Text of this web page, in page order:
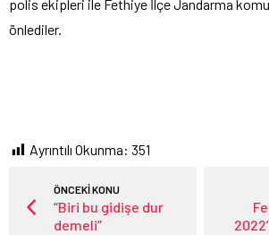
polis ekipleri ile Fethiye İlçe Jandarma
önlediler.
Ayrıntılı Okunma: 351
ÖNCEKİ KONU
“Biri bu gidişe dur
demeli”